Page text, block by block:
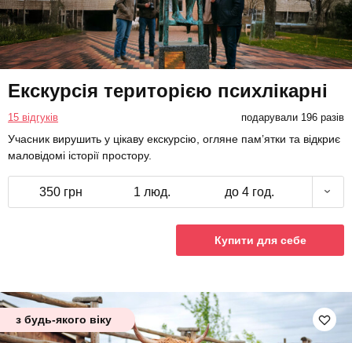
Екскурсія територією психлікарні
15 відгуків подарували 196 разів
Учасник вирушить у цікаву екскурсію, огляне пам’ятки та відкриє
маловідомі історії простору.
350 грн 1 люд. до 4 год.
Купити для себе
з будь-якого віку